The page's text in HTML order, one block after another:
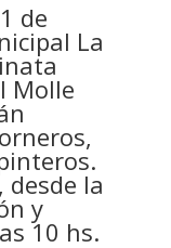
de
La
Molle
desde la
y
10 hs.